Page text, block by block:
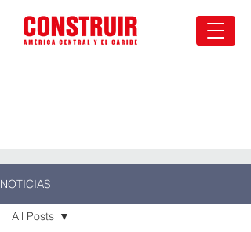
NOTICIAS
All Posts